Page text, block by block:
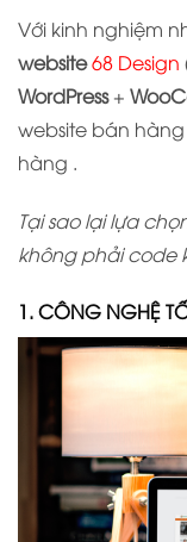
Với kinh nghiệm
website68 Design
WordPress+
website bán
hàng .
Tại sao lại lựa
không phải code
1. CÔNG NGHỆ